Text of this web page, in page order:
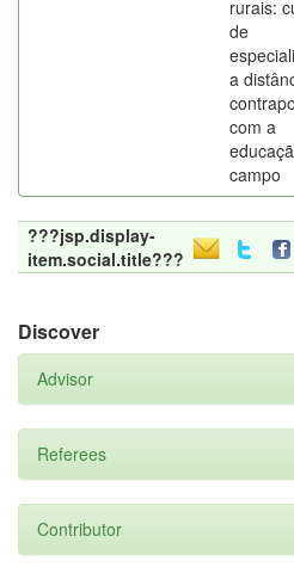
rurais:
de
a
com a
campo
???jsp.display-
item.social.title???
Discover
Advisor
Referees
Contributor